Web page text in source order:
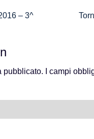
– 3^
pubblicato. I campi